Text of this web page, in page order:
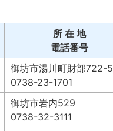
所 在 地
電話番号
御坊市湯川町財部722-5
0738-23-1701
御坊市岩内529
0738-32-3111